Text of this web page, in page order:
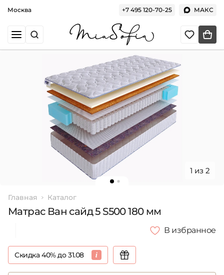
Москва +7 495 120-70-25 МАКС
1 из 2
Главная Каталог
Матрас Ван сайд 5 S500 180 мм
В избранное
Скидка 40% до 31.08